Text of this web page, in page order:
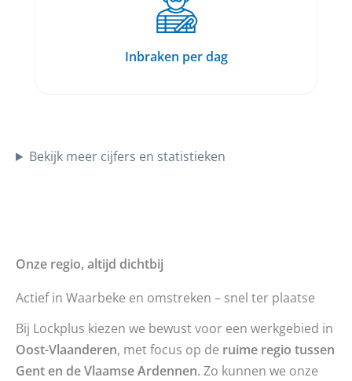
Inbraken per dag
Bekijk meer cijfers en statistieken
Onze regio, altijd dichtbij
Actief in Waarbeke en omstreken – snel ter plaatse
Bij Lockplus kiezen we bewust voor een werkgebied in
Oost-Vlaanderen, met focus op de ruime regio tussen
Gent en de Vlaamse Ardennen. Zo kunnen we onze